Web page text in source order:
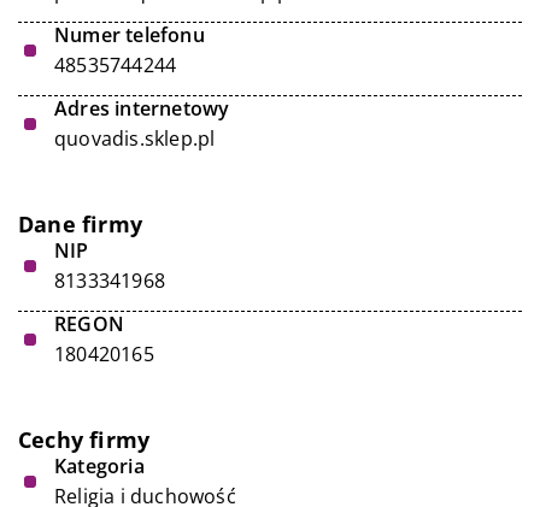
Numer telefonu
48535744244
Adres internetowy
quovadis.sklep.pl
Dane firmy
NIP
8133341968
REGON
180420165
Cechy firmy
Kategoria
Religia i duchowość